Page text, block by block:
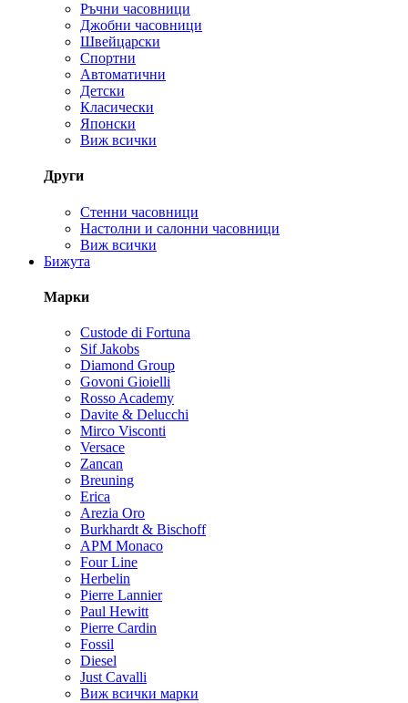
Ръчни часовници
Джобни часовници
Швейцарски
Спортни
Автоматични
Детски
Класически
Японски
Виж всички
Други
Стенни часовници
Настолни и салонни часовници
Виж всички
Бижута
Марки
Custode di Fortuna
Sif Jakobs
Diamond Group
Govoni Gioielli
Rosso Academy
Davite & Delucchi
Mirco Visconti
Versace
Zancan
Breuning
Erica
Arezia Oro
Burkhardt & Bischoff
APM Monaco
Four Line
Herbelin
Pierre Lannier
Paul Hewitt
Pierre Cardin
Fossil
Diesel
Just Cavalli
Виж всички марки